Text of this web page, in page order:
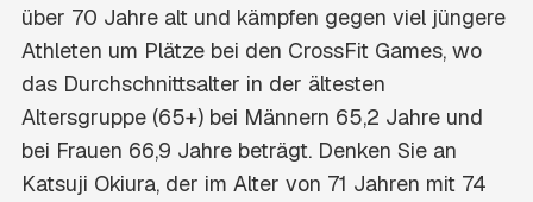
über 70 Jahre alt und kämpfen gegen viel jüngere
Athleten um Plätze bei den CrossFit Games, wo
das Durchschnittsalter in der ältesten
Altersgruppe (65+) bei Männern 65,2 Jahre und
bei Frauen 66,9 Jahre beträgt. Denken Sie an
Katsuji Okiura, der im Alter von 71 Jahren mit 74